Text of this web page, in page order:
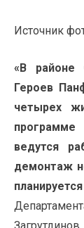
Источник
«В районе
Героев
четырех
ведутся
демонтаж